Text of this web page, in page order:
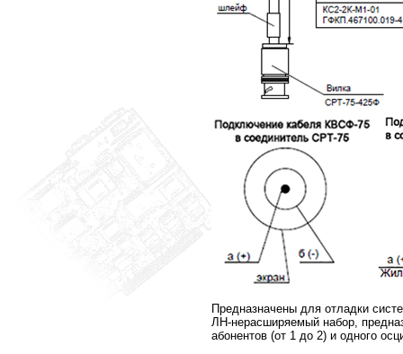
Предназначены для отладки
ЛН-нерасширяемый набор,
абонентов (от 1 до 2) и одного